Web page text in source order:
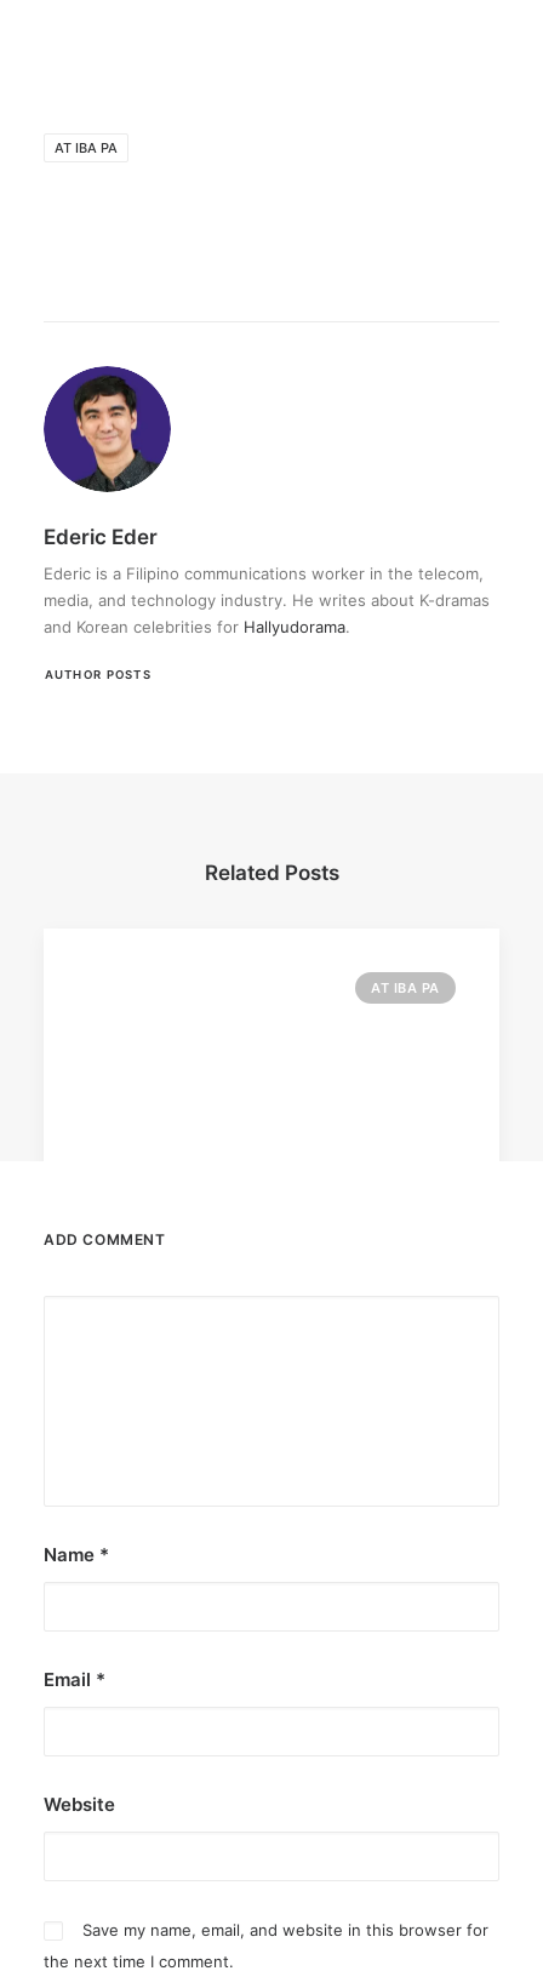
AT IBA PA
Ederic Eder
Ederic is a Filipino communications worker in the telecom,
media, and technology industry. He writes about K-dramas
and Korean celebrities for Hallyudorama.
AUTHOR POSTS
Related Posts
AT IBA PA
ADD COMMENT
Name *
Email *
Website
Save my name, email, and website in this browser for
the next time I comment.